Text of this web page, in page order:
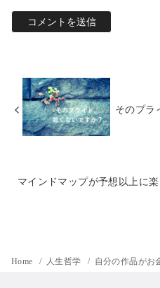
そのプラ
マインドマップが予想以上に
Home 人生哲学 自分の作品がお